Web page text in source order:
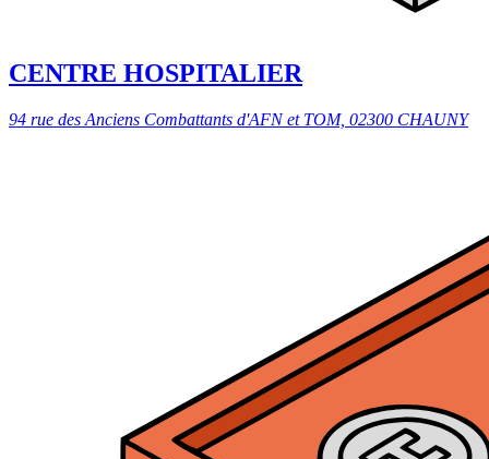
CENTRE HOSPITALIER
94 rue des Anciens Combattants d'AFN et TOM, 02300 CHAUNY